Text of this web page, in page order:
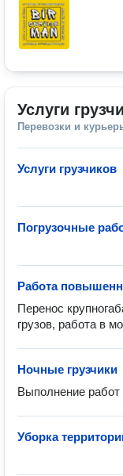
Услуги
Перевозки и
Услуги грузчиков
Погрузочные
Работа
Перенос
грузов, работа в
Ночные грузчики
Выполнение работ
Уборка